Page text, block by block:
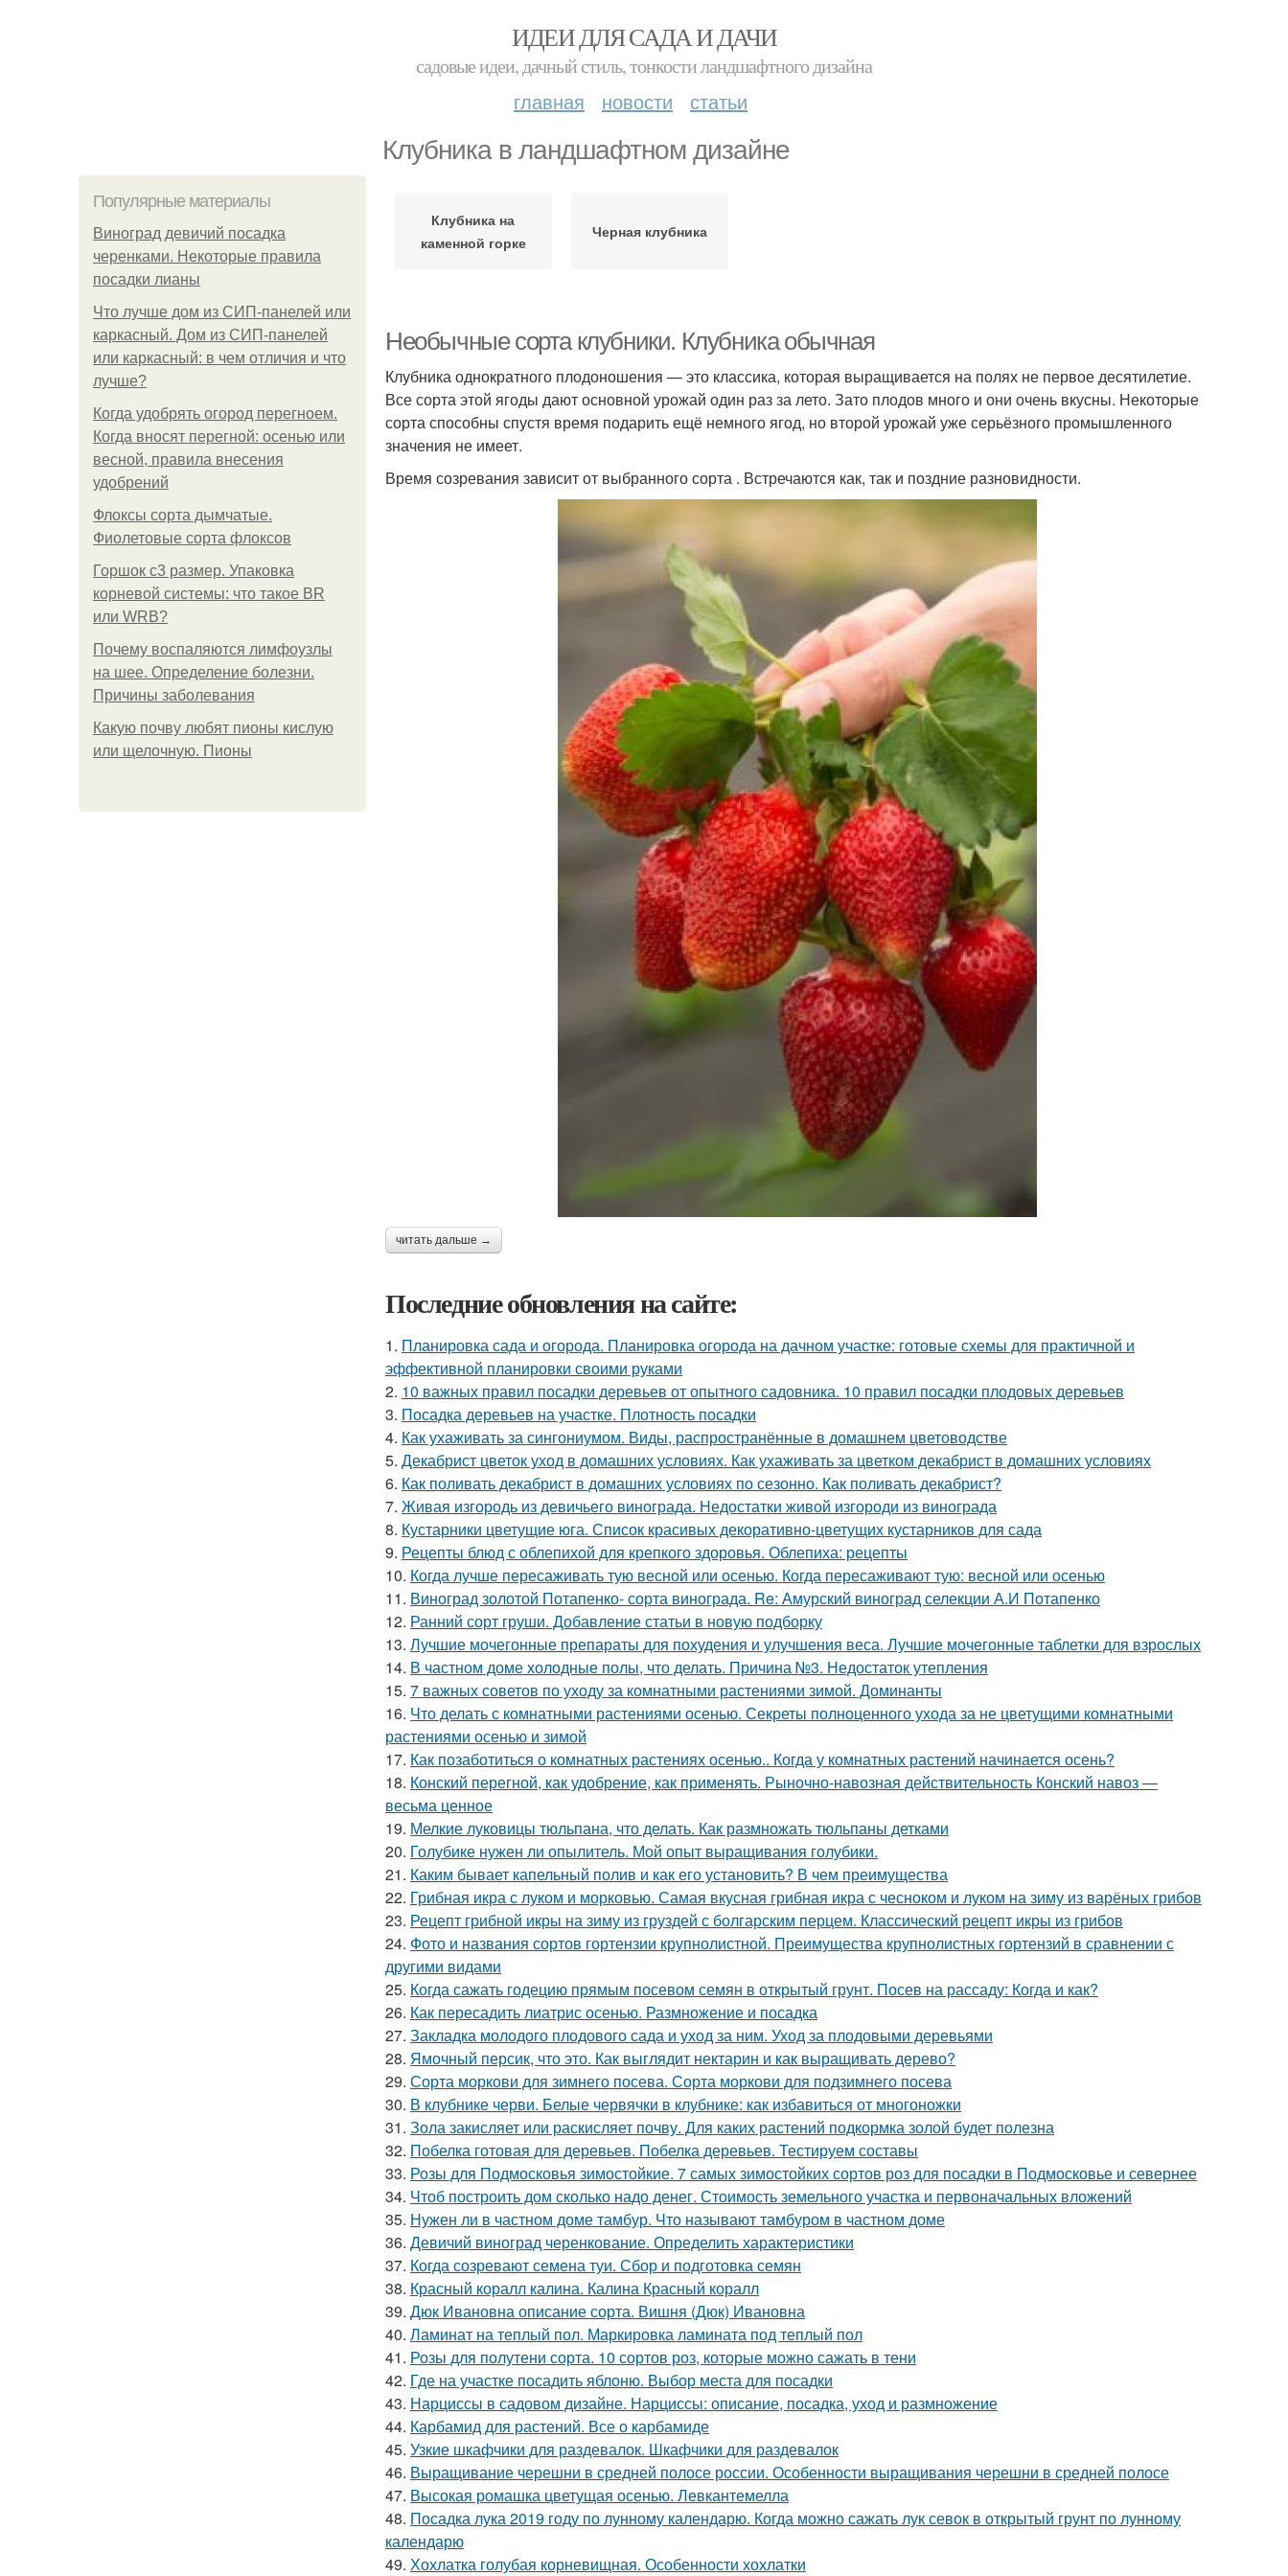
ИДЕИ ДЛЯ САДА И ДАЧИ
садовые идеи, дачный стиль, тонкости ландшафтного дизайна
главная новости статьи
Клубника в ландшафтном дизайне
Популярные материалы
Виноград девичий посадка
черенками. Некоторые правила
посадки лианы
Что лучше дом из СИП-панелей или
каркасный. Дом из СИП-панелей
или каркасный: в чем отличия и что
лучше?
Когда удобрять огород перегноем.
Когда вносят перегной: осенью или
весной, правила внесения
удобрений
Флоксы сорта дымчатые.
Фиолетовые сорта флоксов
Горшок с3 размер. Упаковка
корневой системы: что такое BR
или WRB?
Почему воспаляются лимфоузлы
на шее. Определение болезни.
Причины заболевания
Какую почву любят пионы кислую
или щелочную. Пионы
Клубника на
каменной горке
Черная клубника
Необычные сорта клубники. Клубника обычная
Клубника однократного плодоношения — это классика, которая выращивается на полях не первое десятилетие.
Все сорта этой ягоды дают основной урожай один раз за лето. Зато плодов много и они очень вкусны. Некоторые
сорта способны спустя время подарить ещё немного ягод, но второй урожай уже серьёзного промышленного
значения не имеет.
Время созревания зависит от выбранного сорта . Встречаются как, так и поздние разновидности.
читать дальше →
Последние обновления на сайте:
1. Планировка сада и огорода. Планировка огорода на дачном участке: готовые схемы для практичной и
эффективной планировки своими руками
2. 10 важных правил посадки деревьев от опытного садовника. 10 правил посадки плодовых деревьев
3. Посадка деревьев на участке. Плотность посадки
4. Как ухаживать за сингониумом. Виды, распространённые в домашнем цветоводстве
5. Декабрист цветок уход в домашних условиях. Как ухаживать за цветком декабрист в домашних условиях
6. Как поливать декабрист в домашних условиях по сезонно. Как поливать декабрист?
7. Живая изгородь из девичьего винограда. Недостатки живой изгороди из винограда
8. Кустарники цветущие юга. Список красивых декоративно-цветущих кустарников для сада
9. Рецепты блюд с облепихой для крепкого здоровья. Облепиха: рецепты
10. Когда лучше пересаживать тую весной или осенью. Когда пересаживают тую: весной или осенью
11. Виноград золотой Потапенко- сорта винограда. Re: Амурский виноград селекции А.И Потапенко
12. Ранний сорт груши. Добавление статьи в новую подборку
13. Лучшие мочегонные препараты для похудения и улучшения веса. Лучшие мочегонные таблетки для взрослых
14. В частном доме холодные полы, что делать. Причина №3. Недостаток утепления
15. 7 важных советов по уходу за комнатными растениями зимой. Доминанты
16. Что делать с комнатными растениями осенью. Секреты полноценного ухода за не цветущими комнатными
растениями осенью и зимой
17. Как позаботиться о комнатных растениях осенью.. Когда у комнатных растений начинается осень?
18. Конский перегной, как удобрение, как применять. Рыночно-навозная действительность Конский навоз —
весьма ценное
19. Мелкие луковицы тюльпана, что делать. Как размножать тюльпаны детками
20. Голубике нужен ли опылитель. Мой опыт выращивания голубики.
21. Каким бывает капельный полив и как его установить? В чем преимущества
22. Грибная икра с луком и морковью. Самая вкусная грибная икра с чесноком и луком на зиму из варёных грибов
23. Рецепт грибной икры на зиму из груздей с болгарским перцем. Классический рецепт икры из грибов
24. Фото и названия сортов гортензии крупнолистной. Преимущества крупнолистных гортензий в сравнении с
другими видами
25. Когда сажать годецию прямым посевом семян в открытый грунт. Посев на рассаду: Когда и как?
26. Как пересадить лиатрис осенью. Размножение и посадка
27. Закладка молодого плодового сада и уход за ним. Уход за плодовыми деревьями
28. Ямочный персик, что это. Как выглядит нектарин и как выращивать дерево?
29. Сорта моркови для зимнего посева. Сорта моркови для подзимнего посева
30. В клубнике черви. Белые червячки в клубнике: как избавиться от многоножки
31. Зола закисляет или раскисляет почву. Для каких растений подкормка золой будет полезна
32. Побелка готовая для деревьев. Побелка деревьев. Тестируем составы
33. Розы для Подмосковья зимостойкие. 7 самых зимостойких сортов роз для посадки в Подмосковье и севернее
34. Чтоб построить дом сколько надо денег. Стоимость земельного участка и первоначальных вложений
35. Нужен ли в частном доме тамбур. Что называют тамбуром в частном доме
36. Девичий виноград черенкование. Определить характеристики
37. Когда созревают семена туи. Сбор и подготовка семян
38. Красный коралл калина. Калина Красный коралл
39. Дюк Ивановна описание сорта. Вишня (Дюк) Ивановна
40. Ламинат на теплый пол. Маркировка ламината под теплый пол
41. Розы для полутени сорта. 10 сортов роз, которые можно сажать в тени
42. Где на участке посадить яблоню. Выбор места для посадки
43. Нарциссы в садовом дизайне. Нарциссы: описание, посадка, уход и размножение
44. Карбамид для растений. Все о карбамиде
45. Узкие шкафчики для раздевалок. Шкафчики для раздевалок
46. Выращивание черешни в средней полосе россии. Особенности выращивания черешни в средней полосе
47. Высокая ромашка цветущая осенью. Левкантемелла
48. Посадка лука 2019 году по лунному календарю. Когда можно сажать лук севок в открытый грунт по лунному
календарю
49. Хохлатка голубая корневищная. Особенности хохлатки